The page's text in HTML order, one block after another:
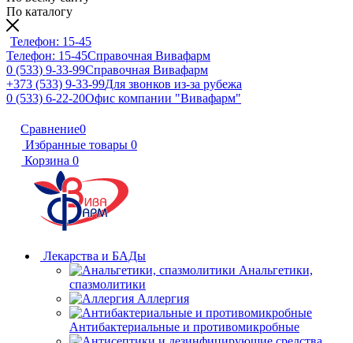
По каталогу
Телефон: 15-45
Телефон: 15-45Справочная Вивафарм
0 (533) 9-33-99Справочная Вивафарм
+373 (533) 9-33-99Для звонков из-за рубежа
0 (533) 6-22-20Офис компании "Вивафарм"
Сравнение0
Избранные товары 0
Корзина 0
Лекарства и БАДы
Анальгетики,
спазмолитики
Аллергия
Антибактериальные и противомикробные